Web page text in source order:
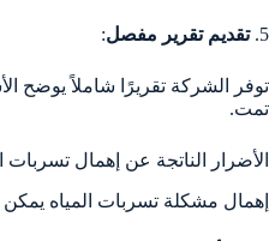
5. تقديم تقرير مفصل:
توفر الشركة تقريرًا شاملاً يوضح
تمت.
الأضرار الناتجة عن إهمال تسربات
إهمال مشكلة تسربات المياه